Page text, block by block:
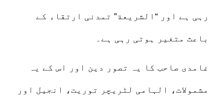
رہی ہے اور “الشریعة” تمدنی ارتقاء کے
باعث متغیر ہوتی رہی ہے۔
غامدی صاحب کا یہ تصور دین اور اس کے یہ
مشمولات، الہامی لٹریچر توریت، انجیل اور